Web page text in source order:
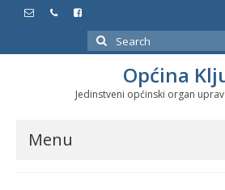
Search
for:
Općina
Jedinstveni općinski organ
Menu